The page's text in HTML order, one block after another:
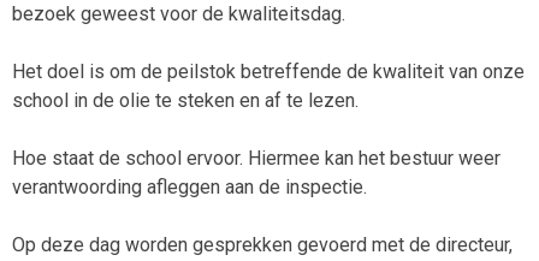
bezoek geweest voor de kwaliteitsdag.
Het doel is om de peilstok betreffende de kwaliteit van onze
school in de olie te steken en af te lezen.
Hoe staat de school ervoor. Hiermee kan het bestuur weer
verantwoording afleggen aan de inspectie.
Op deze dag worden gesprekken gevoerd met de directeur,